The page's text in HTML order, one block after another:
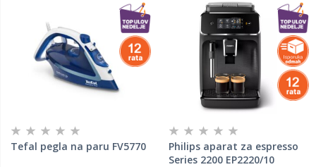
Tefal pegla na paru FV5770
Philips aparat za espresso
Series 2200 EP2220/10